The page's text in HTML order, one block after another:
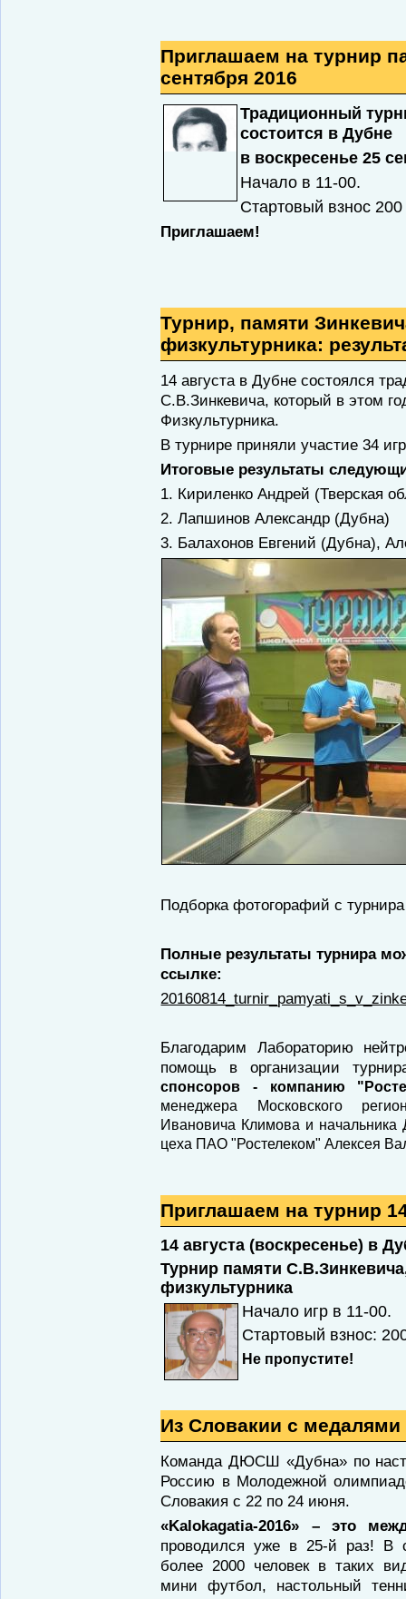
Приглашаем на турнир
сентября 2016
Традиционный
состоится в Дубне
в воскресенье 25
Начало в 11-00.
Стартовый взнос
Приглашаем!
Турнир, памяти
физкультурника:
14 августа в Дубне состоялся
С.В.Зинкевича, который в этом
Физкультурника.
В турнире приняли участие 34
Итоговые результаты
1. Кириленко Андрей (Тверская
2. Лапшинов Александр (Дубна)
3. Балахонов Евгений (Дубна),
Подборка фотогорафий с
Полные результаты турнира
ссылке:
Благодарим Лабораторию
помощь в организации
спонсоров - компанию
менеджера Московского
Ивановича Климова и начальника
цеха ПАО "Ростелеком" Алексея
Приглашаем на турнир
14 августа (воскресенье) в
Турнир памяти
физкультурника
Начало игр в 11-00.
Стартовый взнос:
Не пропустите!
Из Словакии с медалями
Команда ДЮСШ «Дубна» по
Россию в Молодежной
Словакия с 22 по 24 июня.
«Kalokagatia-2016» – это
проводился уже в 25-й раз! В
более 2000 человек в таких
мини футбол, настольный